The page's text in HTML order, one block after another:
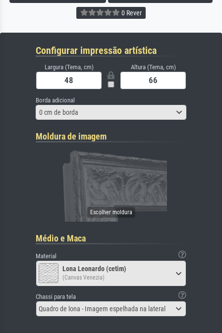
0 Rever
Configurar impressão artística
Largura (Tema, cm) Altura (Tema, cm)
Borda adicional
0 cm de borda
Moldura de imagem
Médio e Maca
Material
Lona Leonardo (cetim)
(Canvas Venezia)
Chassi para tela
Quadro de lona - Imagem espelhada na lateral